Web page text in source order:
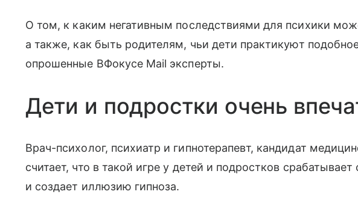
О том, к каким негативным последствиями для психики
а также, как быть родителям, чьи дети практикуют
опрошенные ВФокусе Mail эксперты.
Дети и подростки очень
Врач-психолог, психиатр и гипнотерапевт, кандидат
считает, что в такой игре у детей и подростков
и создает иллюзию гипноза.